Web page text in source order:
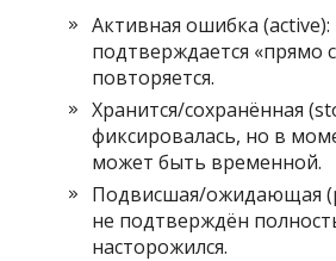
Активная ошибка
подтверждается «прямо
повторяется.
Хранится/сохранённая
фиксировалась, но в
может быть временной.
Подвисшая/ожидающая
не подтверждён
насторожился.